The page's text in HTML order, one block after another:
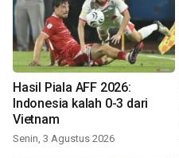
Hasil Piala AFF 2026:
Indonesia kalah 0-3 dari
Vietnam
Senin, 3 Agustus 2026